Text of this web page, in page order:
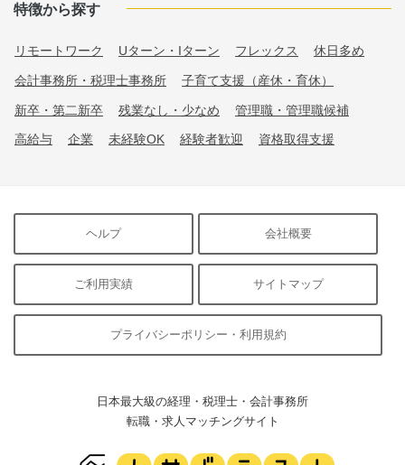
特徴から探す
リモートワーク Uターン・Iターン フレックス 休日多め
会計事務所・税理士事務所 子育て支援（産休・育休）
新卒・第二新卒 残業なし・少なめ 管理職・管理職候補
高給与 企業 未経験OK 経験者歓迎 資格取得支援
ヘルプ 会社概要
ご利用実績 サイトマップ
プライバシーポリシー・利用規約
日本最大級の経理・税理士・会計事務所
転職・求人マッチングサイト